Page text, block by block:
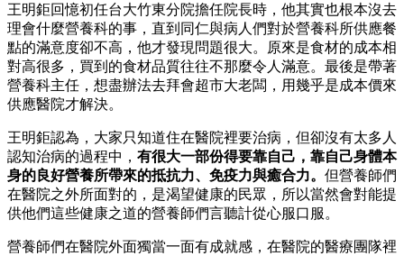
王明鉅回憶初任台大竹東分院擔任院長時，他其實也根本沒去
理會什麼營養科的事，直到同仁與病人們對於營養科所供應餐
點的滿意度卻不高，他才發現問題很大。原來是食材的成本相
對高很多，買到的食材品質往往不那麼令人滿意。最後是帶著
營養科主任，想盡辦法去拜會超市大老闆，用幾乎是成本價來
供應醫院才解決。
王明鉅認為，大家只知道住在醫院裡要治病，但卻沒有太多人
認知治病的過程中， 有很大一部份得要靠自己，靠自己身體本
身的良好營養所帶來的抵抗力、免疫力與癒合力。 但營養師們
在醫院之外所面對的，是渴望健康的民眾，所以當然會對能提
供他們這些健康之道的營養師們言聽計從心服口服。
營養師們在醫院外面獨當一面有成就感，在醫院的醫療團隊裡